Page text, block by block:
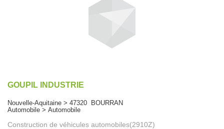
GOUPIL INDUSTRIE
Nouvelle-Aquitaine > 47320 BOURRAN
Automobile > Automobile
Construction de véhicules automobiles(2910Z)